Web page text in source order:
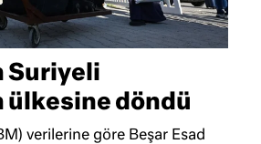
Suriyeli
ülkesine döndü
verilerine göre Beşar Esad